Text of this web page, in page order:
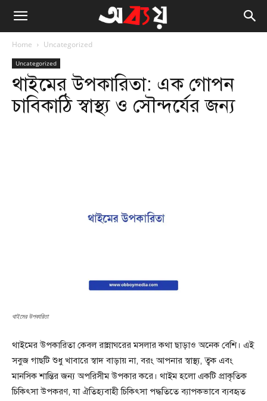
Home Uncategorized
Uncategorized
থাইমের উপকারিতা: এক গোপন
চাবিকাঠি স্বাস্থ্য ও সৌন্দর্যের জন্য
থাইমের উপকারিতা
থাইমের উপকারিতা কেবল রান্নাঘরের মসলার কথা ছাড়াও অনেক বেশি। এই
সবুজ গাছটি শুধু খাবারে স্বাদ বাড়ায় না, বরং আপনার স্বাস্থ্য, ত্বক এবং
মানসিক শান্তির জন্য অপরিসীম উপকার করে। থাইম হলো একটি প্রাকৃতিক
চিকিৎসা উপকরণ, যা ঐতিহ্যবাহী চিকিৎসা পদ্ধতিতে ব্যাপকভাবে ব্যবহৃত